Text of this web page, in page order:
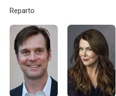
Reparto